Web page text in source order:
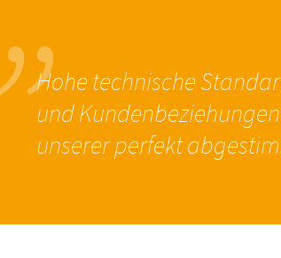
Hohe technische
und
unserer perfekt